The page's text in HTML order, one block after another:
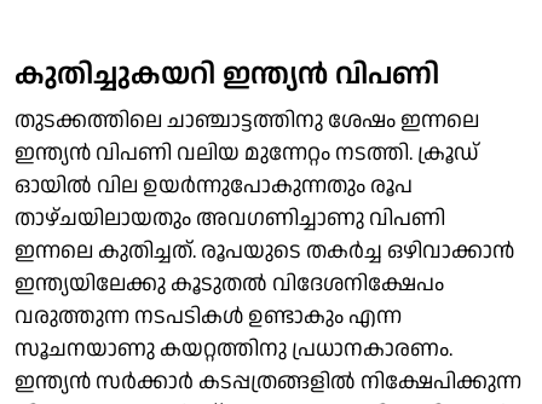
കുതിച്ചുകയറി ഇന്ത്യൻ വിപണി
തുടക്കത്തിലെ ചാഞ്ചാട്ടത്തിനു ശേഷം ഇന്നലെ
ഇന്ത്യൻ വിപണി വലിയ മുന്നേറ്റം നടത്തി. ക്രൂഡ്
ഓയിൽ വില ഉയർന്നുപോകുന്നതും രൂപ
താഴ്ചയിലായതും അവഗണിച്ചാണു വിപണി
ഇന്നലെ കുതിച്ചത്. രൂപയുടെ തകർച്ച ഒഴിവാക്കാൻ
ഇന്ത്യയിലേക്കു കൂടുതൽ വിദേശനിക്ഷേപം
വരുത്തുന്ന നടപടികൾ ഉണ്ടാകും എന്ന
സൂചനയാണു കയറ്റത്തിനു പ്രധാനകാരണം.
ഇന്ത്യൻ സർക്കാർ കടപ്പത്രങ്ങളിൽ നിക്ഷേപിക്കുന്ന